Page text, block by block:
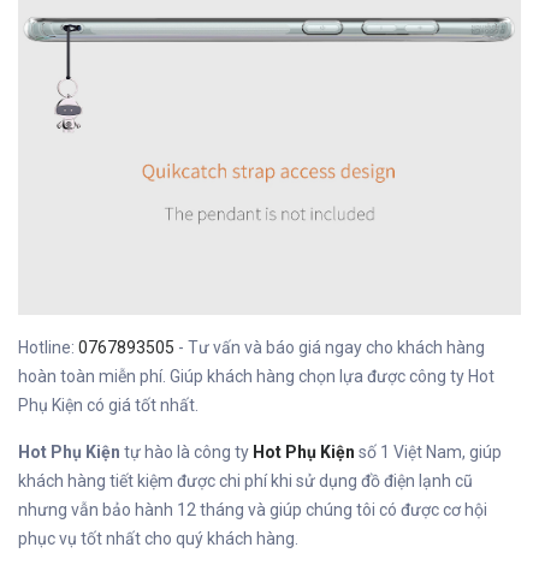
Hotline: 0767893505 - Tư vấn và báo giá ngay cho khách hàng
hoàn toàn miễn phí. Giúp khách hàng chọn lựa được công ty Hot
Phụ Kiện có giá tốt nhất.
Hot Phụ Kiện tự hào là công ty Hot Phụ Kiện số 1 Việt Nam, giúp
khách hàng tiết kiệm được chi phí khi sử dụng đồ điện lạnh cũ
nhưng vẫn bảo hành 12 tháng và giúp chúng tôi có được cơ hội
phục vụ tốt nhất cho quý khách hàng.